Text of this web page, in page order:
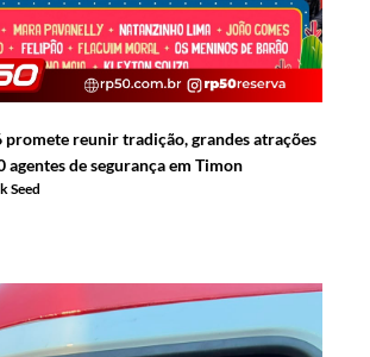
promete reunir tradição, grandes atrações
agentes de segurança em Timon
Seed